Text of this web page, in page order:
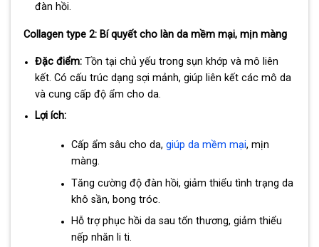
đàn hồi.
Collagen type 2: Bí quyết cho làn da mềm mại, mịn màng
Đặc điểm:Tồn tại chủ yếu trong sụn khớp và mô liên
kết. Có cấu trúc dạng sợi mảnh, giúp liên kết các mô da
và cung cấp độ ẩm cho da.
Lợi ích:
Cấp ẩm sâu cho da,giúp da mềm mại, mịn
màng.
Tăng cường độ đàn hồi, giảm thiểu tình trạng da
khô sần, bong tróc.
Hỗ trợ phục hồi da sau tổn thương, giảm thiểu
nếp nhăn li ti.